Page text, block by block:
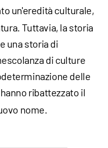
un'eredità culturale,
Tuttavia, la storia
una storia di
di culture
delle
ribattezzato il
nome.